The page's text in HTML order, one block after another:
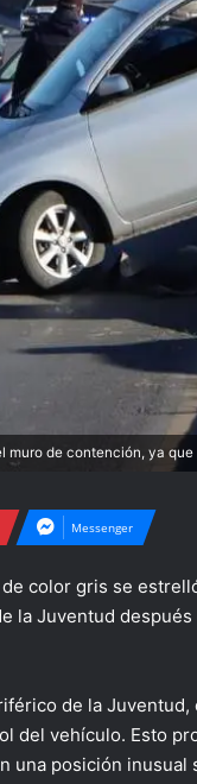
de contención, ya
Messenger
color gris se
la Juventud
de la Juventud,
del vehículo. Esto
una posición inusual